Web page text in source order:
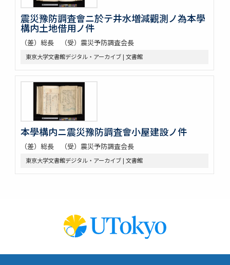
震災豫防調査會ニ於テ井水増減觀測ノ為本學
構内土地借用ノ件
（差）総長 （受）震災予防調査会長
東京大学文書館デジタル・アーカイブ | 文書館
本學構内ニ震災豫防調査會小屋建設ノ件
（差）総長 （受）震災予防調査会長
東京大学文書館デジタル・アーカイブ | 文書館